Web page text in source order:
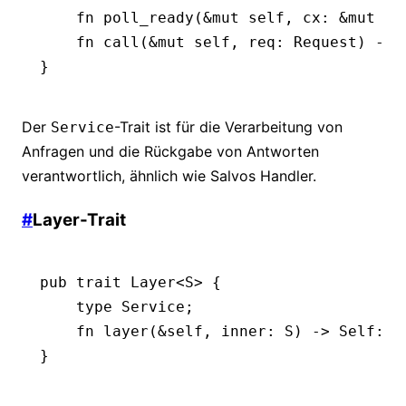
    fn
poll_ready (&mut self, cx : &mut
    fn
call (&mut self, req : Request ) ->
}
Der Service-Trait ist für die Verarbeitung von
Anfragen und die Rückgabe von Antworten
verantwortlich, ähnlich wie Salvos Handler.
#Layer-Trait
pub trait Layer<S> {
    type
Service ;
    fn
layer (&self, inner : S ) -> Self ::
}